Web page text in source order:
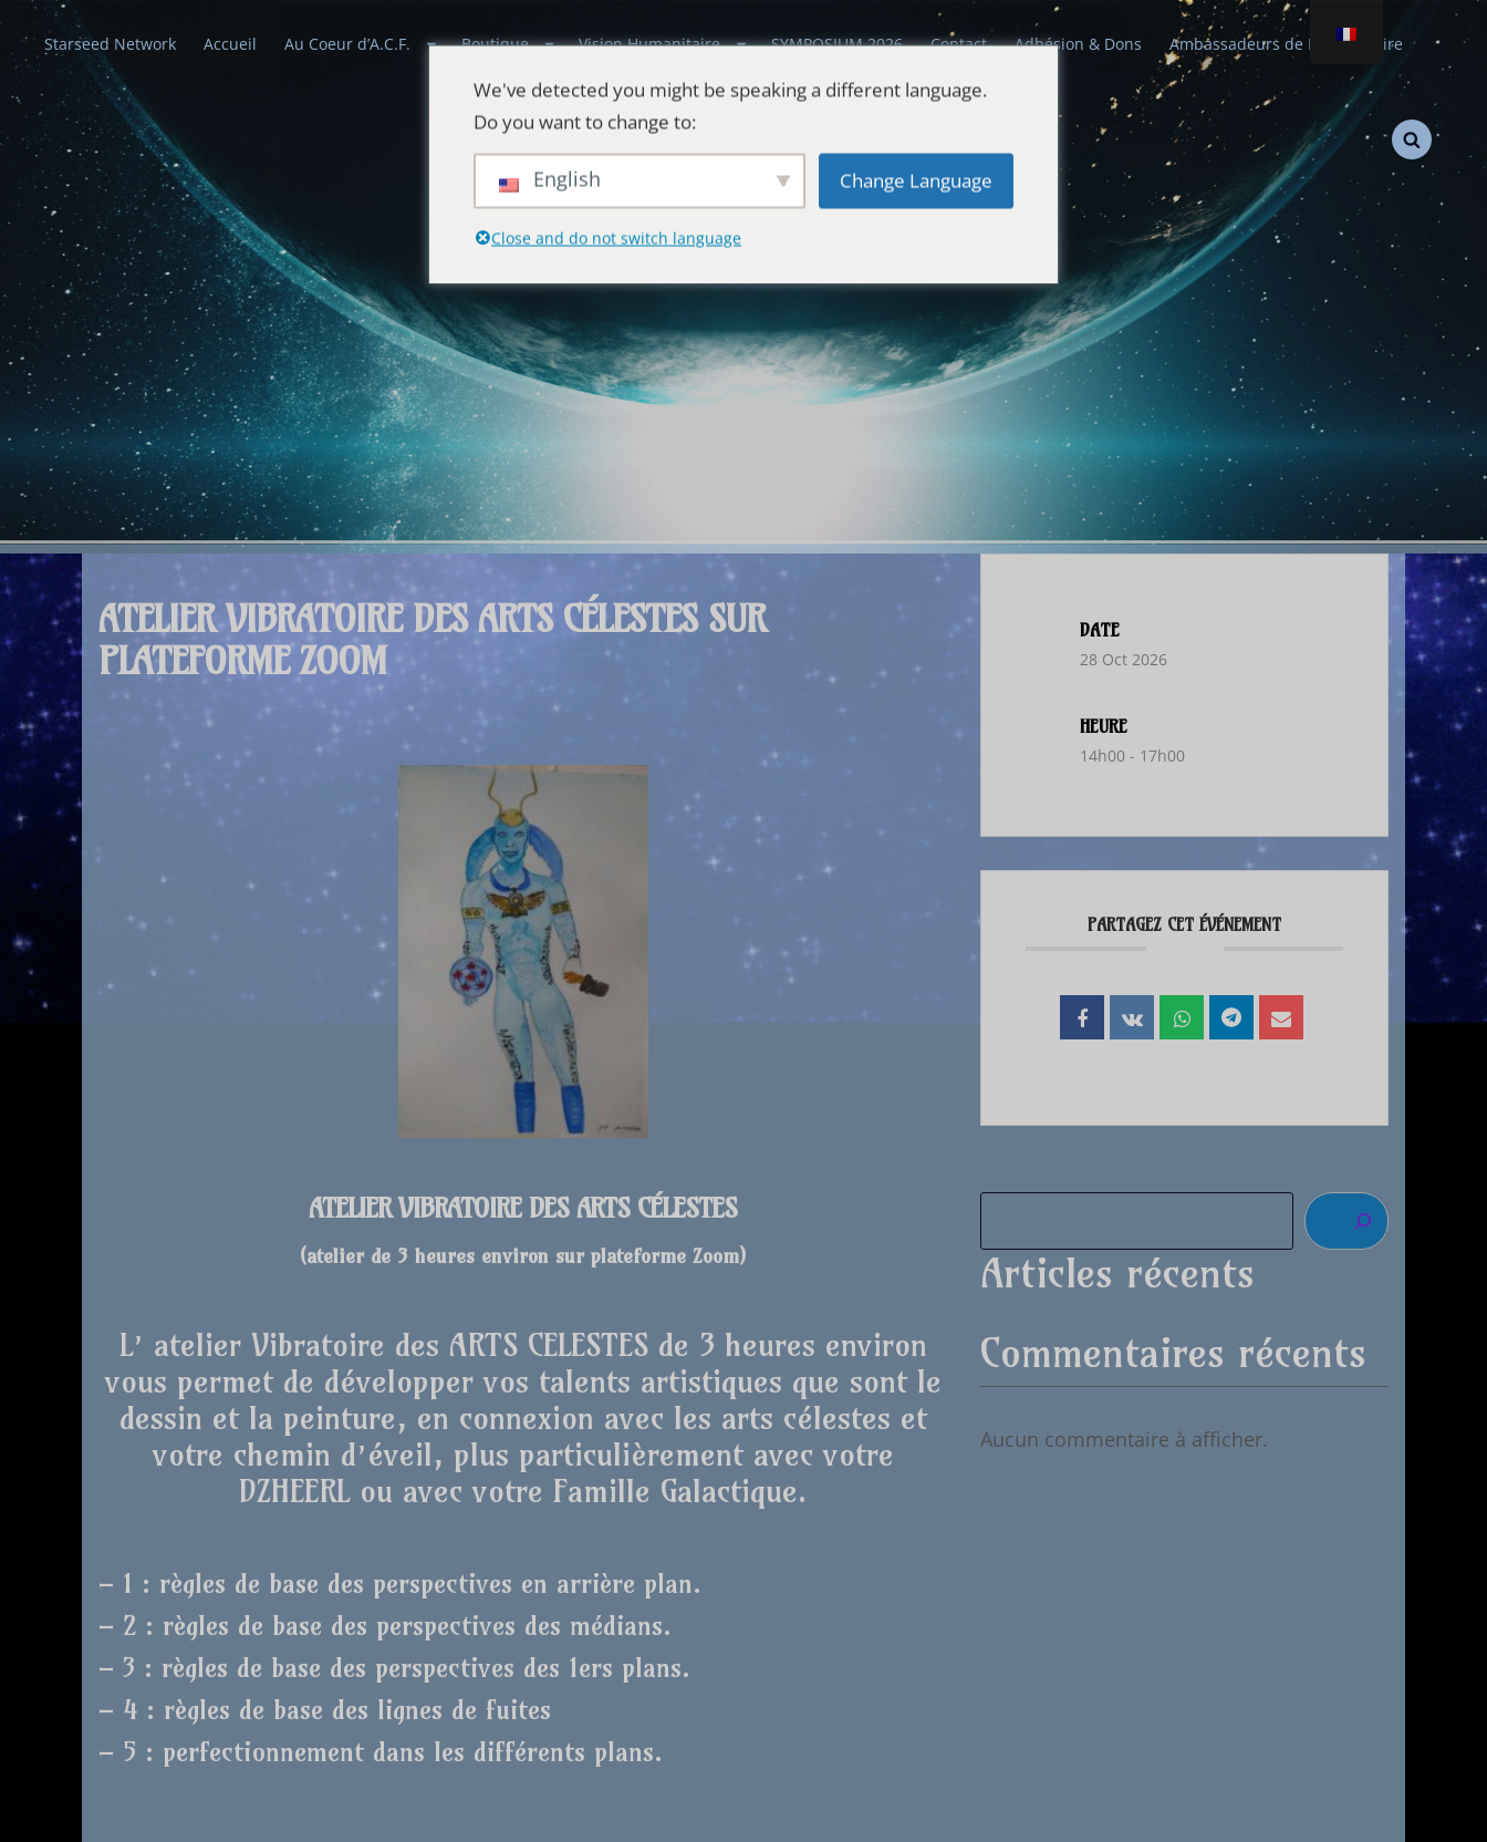
Starseed Network Accueil Au Coeur d’A.C.F. Boutique Vision Humanitaire SYMPOSIUM 2026 Contact Adhésion & Dons Ambassadeurs de Paix Stellaire
Alliances Célestes
Que la paix prévale sur la Terre et dans l'Univers
ATELIER VIBRATOIRE DES ARTS CÉLESTES SUR
PLATEFORME ZOOM
ATELIER VIBRATOIRE DES ARTS CÉLESTES
(atelier de 3 heures environ sur plateforme Zoom)
L’ atelier Vibratoire des ARTS CELESTES de 3 heures environ
vous permet de développer vos talents artistiques que sont le
dessin et la peinture, en connexion avec les arts célestes et
votre chemin d’éveil, plus particulièrement avec votre
DZHEERL ou avec votre Famille Galactique.
– 1 : règles de base des perspectives en arrière plan.
– 2 : règles de base des perspectives des médians.
– 3 : règles de base des perspectives des 1ers plans.
– 4 : règles de base des lignes de fuites
– 5 : perfectionnement dans les différents plans.
DATE
28 Oct 2026
HEURE
14h00 - 17h00
PARTAGEZ CET ÉVÉNEMENT
Articles récents
Commentaires récents
Aucun commentaire à afficher.
We've detected you might be speaking a different language.
Do you want to change to:
English Change Language
Close and do not switch language